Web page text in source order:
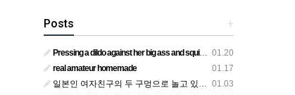
+
Posts
01.20
Pressing a dildo against her big ass and squirting from below
01.17
real amateur homemade
01.03
일본인 여자친구의 두 구멍으로 놀고 있어요